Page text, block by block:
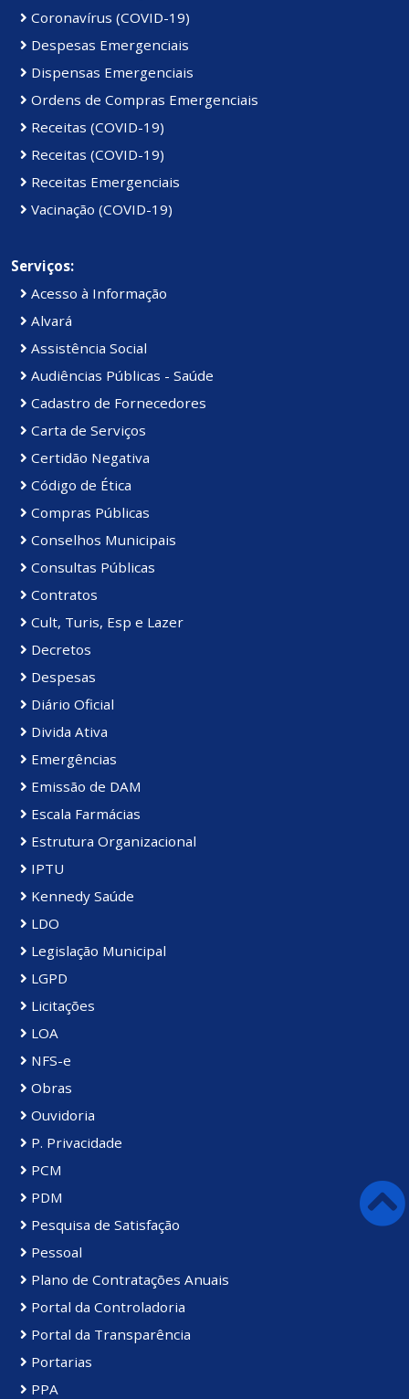
Coronavírus (COVID-19)
Despesas Emergenciais
Dispensas Emergenciais
Ordens de Compras Emergenciais
Receitas (COVID-19)
Receitas (COVID-19)
Receitas Emergenciais
Vacinação (COVID-19)
Serviços:
Acesso à Informação
Alvará
Assistência Social
Audiências Públicas - Saúde
Cadastro de Fornecedores
Carta de Serviços
Certidão Negativa
Código de Ética
Compras Públicas
Conselhos Municipais
Consultas Públicas
Contratos
Cult, Turis, Esp e Lazer
Decretos
Despesas
Diário Oficial
Divida Ativa
Emergências
Emissão de DAM
Escala Farmácias
Estrutura Organizacional
IPTU
Kennedy Saúde
LDO
Legislação Municipal
LGPD
Licitações
LOA
NFS-e
Obras
Ouvidoria
P. Privacidade
PCM
PDM
Pesquisa de Satisfação
Pessoal
Plano de Contratações Anuais
Portal da Controladoria
Portal da Transparência
Portarias
PPA